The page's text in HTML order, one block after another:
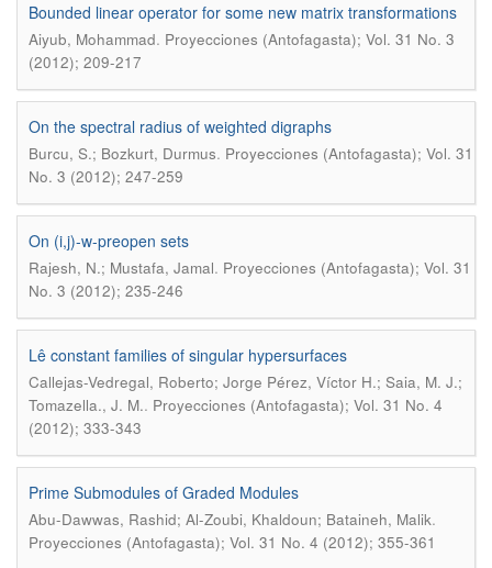
Bounded linear operator for some new matrix transformations
Aiyub, Mohammad. Proyecciones (Antofagasta); Vol. 31 No. 3
(2012); 209-217
On the spectral radius of weighted digraphs
Burcu, S.; Bozkurt, Durmus. Proyecciones (Antofagasta); Vol. 31
No. 3 (2012); 247-259
On (i,j)-w-preopen sets
Rajesh, N.; Mustafa, Jamal. Proyecciones (Antofagasta); Vol. 31
No. 3 (2012); 235-246
Lê constant families of singular hypersurfaces
Callejas-Vedregal, Roberto; Jorge Pérez, Víctor H.; Saia, M. J.;
Tomazella., J. M.. Proyecciones (Antofagasta); Vol. 31 No. 4
(2012); 333-343
Prime Submodules of Graded Modules
Abu-Dawwas, Rashid; Al-Zoubi, Khaldoun; Bataineh, Malik.
Proyecciones (Antofagasta); Vol. 31 No. 4 (2012); 355-361